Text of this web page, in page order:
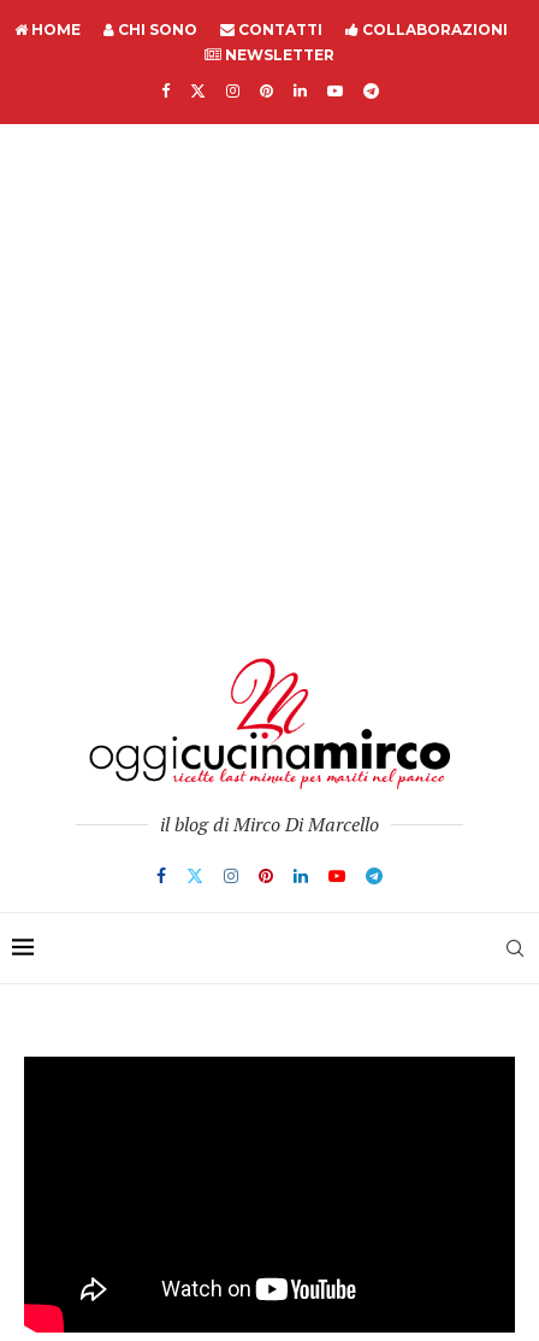
HOME CHI SONO CONTATTI
COLLABORAZIONI
NEWSLETTER
il blog di Mirco Di Marcello